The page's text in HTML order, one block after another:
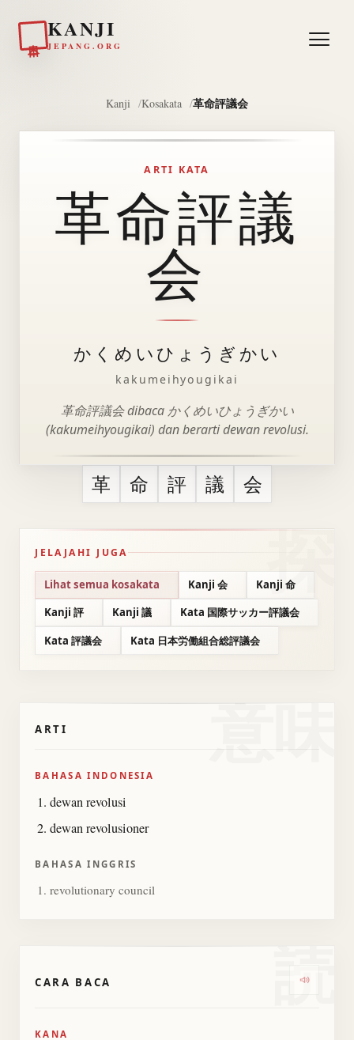
KANJI
JEPANG.ORG
Kanji Kosakata 革命評議会
ARTI KATA
革命評議
会
かくめいひょうぎかい
kakumeihyougikai
革命評議会 dibaca かくめいひょうぎかい
(kakumeihyougikai) dan berarti dewan revolusi.
革 命 評 議 会
JELAJAHI JUGA
Lihat semua kosakata Kanji 会
Kanji 命
Kanji 評
Kanji 議
Kata 国際サッカー評議会
Kata 評議会
Kata 日本労働組合総評議会
意味
ARTI
BAHASA INDONESIA
dewan revolusi
dewan revolusioner
BAHASA INGGRIS
revolutionary council
読
CARA BACA
KANA